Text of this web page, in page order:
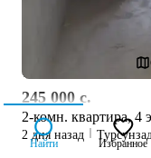
245 000 c.
2-комн. квартира, 4
2 дня назад
Найти Избранное